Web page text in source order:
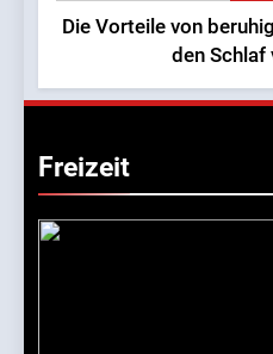
Die Vorteile von
den Schlaf
Freizeit